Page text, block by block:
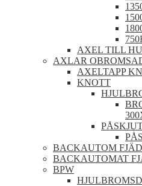
AXEL TILL
AXLAR
AXELTAPP
KNOTT
BACKAUTOM
BACKAUTOMAT
BPW